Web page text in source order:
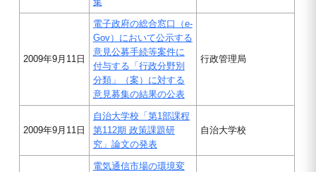
2009年9月11日
電子政府の総合窓口（e-
Gov）において公示する
意見公募手続等案件に
付与する「行政分野別
分類」（案）に対する
意見募集の結果の公表
行政管理局
2009年9月11日
自治大学校「第1部課程
第112期 政策課題研
究」論文の発表
自治大学校
電気通信市場の環境変